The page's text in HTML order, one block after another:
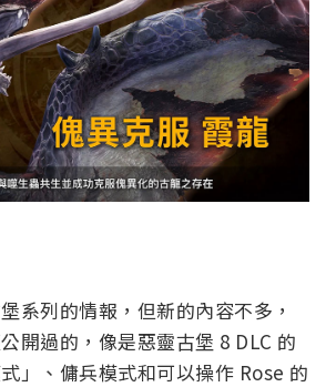
系列的情報，但新的內容不多，
開過的，像是惡靈古堡 8 DLC 的
」、傭兵模式和可以操作 Rose 的